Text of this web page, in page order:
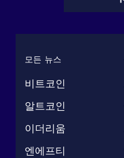
모든 뉴스
비트코인
알트코인
이더리움
엔에프티